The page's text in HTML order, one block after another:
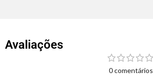
Avaliações
0 comentários